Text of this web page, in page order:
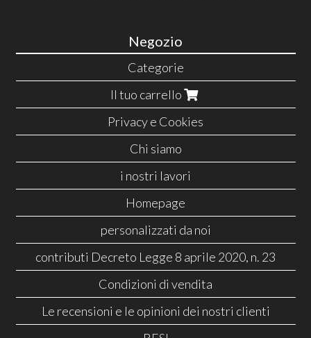
Negozio
Categorie
Il tuo carrello
Privacy e Cookies
Chi siamo
i nostri lavori
Homepage
personalizzati da noi
contributi Decreto Legge 8 aprile 2020, n. 23
Condizioni di vendita
Le recensioni e le opinioni dei nostri clienti